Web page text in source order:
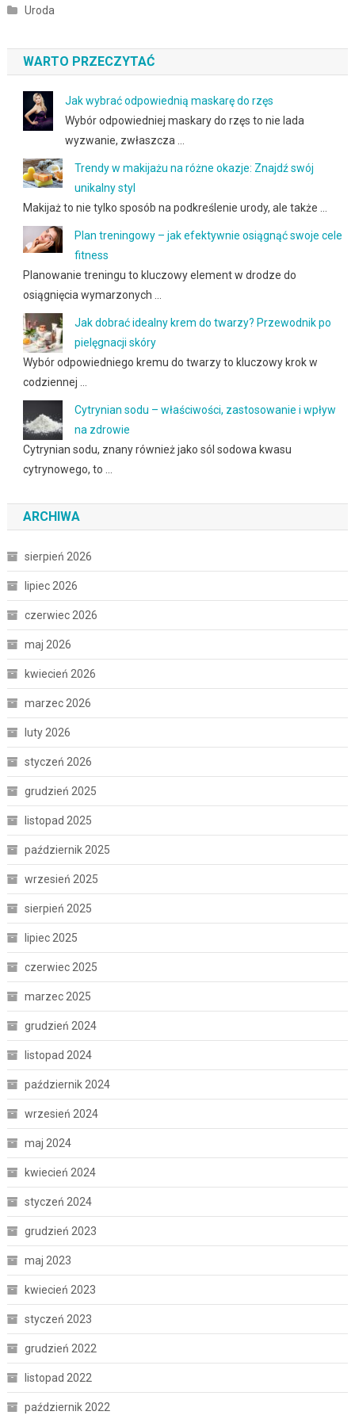
Uroda
WARTO PRZECZYTAĆ
Jak wybrać odpowiednią maskarę do rzęs
Wybór odpowiedniej maskary do rzęs to nie lada
wyzwanie, zwłaszcza …
Trendy w makijażu na różne okazje: Znajdź swój
unikalny styl
Makijaż to nie tylko sposób na podkreślenie urody, ale także …
Plan treningowy – jak efektywnie osiągnąć swoje cele
fitness
Planowanie treningu to kluczowy element w drodze do
osiągnięcia wymarzonych …
Jak dobrać idealny krem do twarzy? Przewodnik po
pielęgnacji skóry
Wybór odpowiedniego kremu do twarzy to kluczowy krok w
codziennej …
Cytrynian sodu – właściwości, zastosowanie i wpływ
na zdrowie
Cytrynian sodu, znany również jako sól sodowa kwasu
cytrynowego, to …
ARCHIWA
sierpień 2026
lipiec 2026
czerwiec 2026
maj 2026
kwiecień 2026
marzec 2026
luty 2026
styczeń 2026
grudzień 2025
listopad 2025
październik 2025
wrzesień 2025
sierpień 2025
lipiec 2025
czerwiec 2025
marzec 2025
grudzień 2024
listopad 2024
październik 2024
wrzesień 2024
maj 2024
kwiecień 2024
styczeń 2024
grudzień 2023
maj 2023
kwiecień 2023
styczeń 2023
grudzień 2022
listopad 2022
październik 2022